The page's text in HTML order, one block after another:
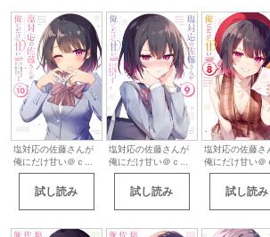
塩対応の佐藤さんが
俺にだけ甘い＠ｃ...
試し読み
塩対応の佐藤さんが
俺にだけ甘い＠ｃ...
試し読み
塩対応の佐藤さ
俺にだけ甘い＠
試し読み